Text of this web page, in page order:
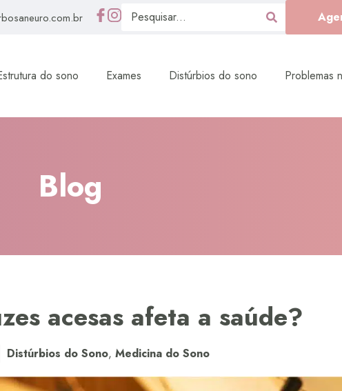
do sono Exames Distúrbios do sono Problemas
Blog
acesas afeta a saúde?
Distúrbios do Sono, Medicina do Sono